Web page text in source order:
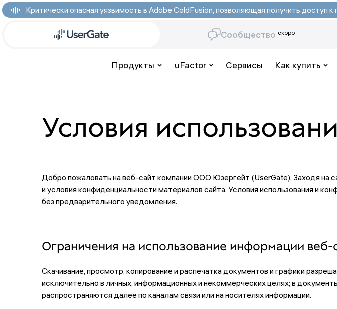
Критически опасная уязвимость в Adobe ColdFusion, позволяющая получить
Сообщество скоро
Продукты uFactor Сервисы Как купить
Условия
Добро пожаловать на веб-сайт компании OOO Юзергейт (UserGate). Заходя на
и условия конфиденциальности материалов сайта. Условия использования и
без предварительного уведомления.
Ограничения на использование информации веб-
Скачивание, просмотр, копирование и распечатка документов и графики
исключительно в личных, информационных и некоммерческих целях; в
распространяются далее по каналам связи или на носителях информации.